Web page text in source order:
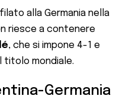
alla Germania nella
riesce a contenere
, che si impone 4-1 e
titolo mondiale.
Germania